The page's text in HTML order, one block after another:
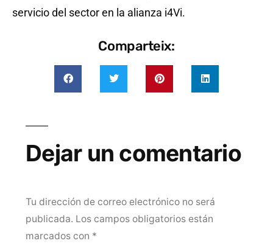
servicio del sector en la alianza i4Vi.
Comparteix:
Dejar un comentario
Tu dirección de correo electrónico no será
publicada. Los campos obligatorios están
marcados con *